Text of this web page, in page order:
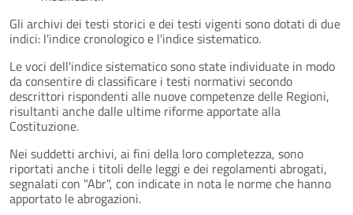
Gli archivi dei testi storici e dei testi vigenti sono dotati di due
indici: l'indice cronologico e l'indice sistematico.
Le voci dell'indice sistematico sono state individuate in modo
da consentire di classificare i testi normativi secondo
descrittori rispondenti alle nuove competenze delle Regioni,
risultanti anche dalle ultime riforme apportate alla
Costituzione.
Nei suddetti archivi, ai fini della loro completezza, sono
riportati anche i titoli delle leggi e dei regolamenti abrogati,
segnalati con "Abr", con indicate in nota le norme che hanno
apportato le abrogazioni.